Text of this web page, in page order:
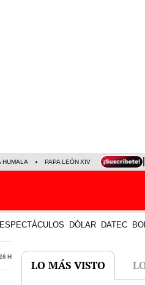
HUMALA PAPA LEÓN XIV NALDY
ESPECTÁCULOS DÓLAR DATEC
h
LO MÁS VISTO